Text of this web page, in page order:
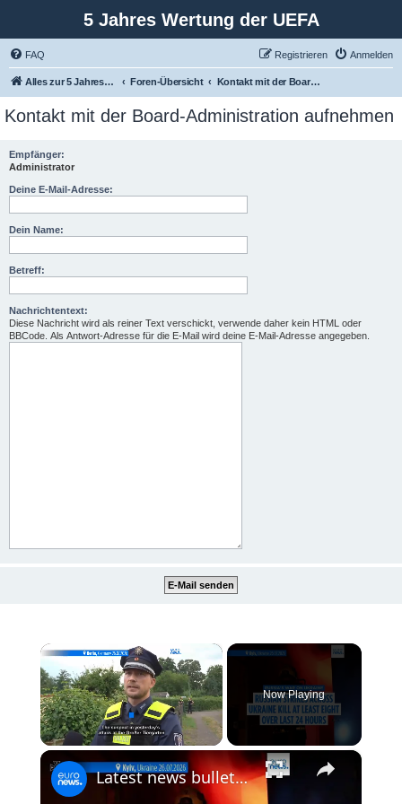
5 Jahres Wertung der UEFA
FAQ Anmelden
Registrieren
Alles zur 5 Jahreswertung / Tabelle der UEFA mit vielen Statistiken. Foren-Übersicht Kontakt mit der Board-Administration aufnehmen
Kontakt mit der Board-Administration aufnehmen
Empfänger:
Administrator
Deine E-Mail-Adresse:
Dein Name:
Betreff:
Nachrichtentext:
Diese Nachricht wird als reiner Text verschickt, verwende daher kein HTML oder
BBCode. Als Antwort-Adresse für die E-Mail wird deine E-Mail-Adresse angegeben.
×
Now Playing
×
Latest news bulletin | July 27th, 2026 – Morning